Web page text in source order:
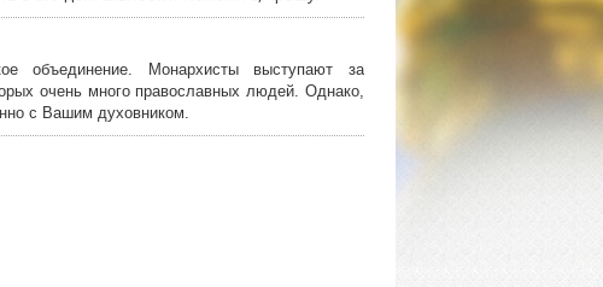
объединение. Монархисты выступают за
очень много православных людей. Однако,
с Вашим духовником.